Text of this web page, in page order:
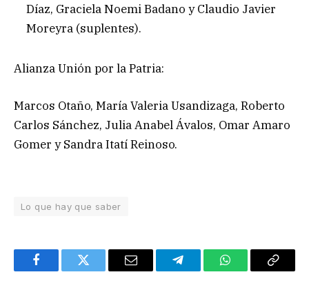
Díaz, Graciela Noemi Badano y Claudio Javier
Moreyra (suplentes).
Alianza Unión por la Patria:
Marcos Otaño, María Valeria Usandizaga, Roberto
Carlos Sánchez, Julia Anabel Ávalos, Omar Amaro
Gomer y Sandra Itatí Reinoso.
Lo que hay que saber
FacebookTwitter Email TelegramWhatsAppCopy